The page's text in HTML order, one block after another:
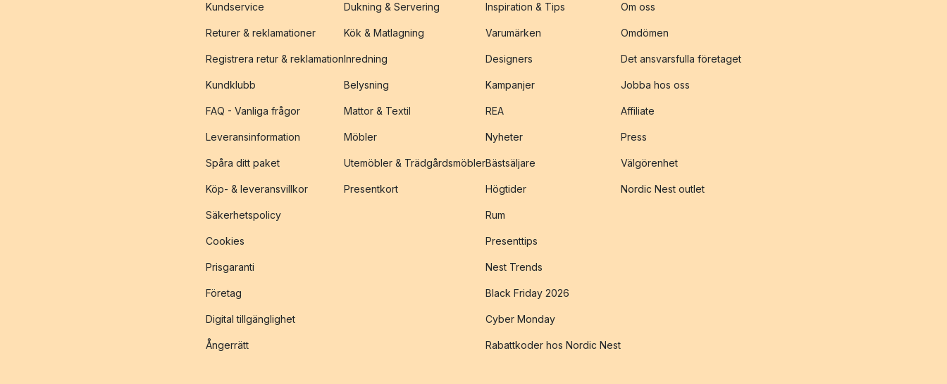
Kundservice
Returer & reklamationer
Registrera retur & reklamation
Kundklubb
FAQ - Vanliga frågor
Leveransinformation
Spåra ditt paket
Köp- & leveransvillkor
Säkerhetspolicy
Cookies
Prisgaranti
Företag
Digital tillgänglighet
Ångerrätt
Dukning & Servering
Kök & Matlagning
Inredning
Belysning
Mattor & Textil
Möbler
Utemöbler & Trädgårdsmöbler
Presentkort
Inspiration & Tips
Varumärken
Designers
Kampanjer
REA
Nyheter
Bästsäljare
Högtider
Rum
Presenttips
Nest Trends
Black Friday 2026
Cyber Monday
Rabattkoder hos Nordic Nest
Om oss
Omdömen
Det ansvarsfulla företaget
Jobba hos oss
Affiliate
Press
Välgörenhet
Nordic Nest outlet